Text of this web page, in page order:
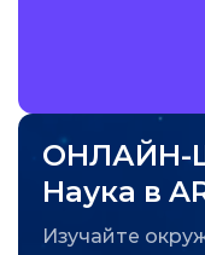
ОНЛАЙН-
Наука в
Изучайте